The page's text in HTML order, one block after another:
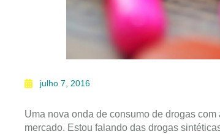
julho 7, 2016
Uma nova onda de consumo de drogas
mercado. Estou falando das drogas